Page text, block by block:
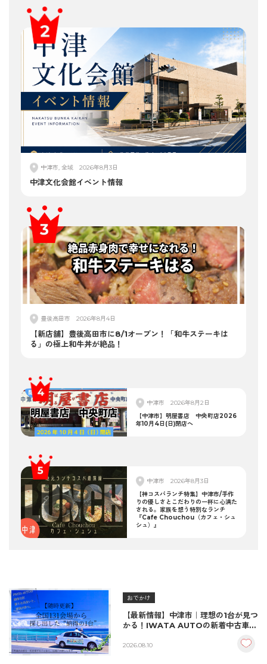
中津市, 全域 2026年8月3日
中津文化会館イベント情報
豊後高田市 2026年8月4日
【新店舗】豊後高田市に8/1オープン！「和牛ステーキは
る」の極上和牛丼が絶品！
中津市
2026年8月2日
【中津市】明屋書店 中央町店2026
年10月4日(日)閉店へ
中津市
2026年8月3日
【神コスパランチ特集】中津市/手作
りの優しさとこだわりの一杯に心満た
される。家族を想う特別なランチ
『Cafe Chouchou（カフェ・シュ
シュ）』
おでかけ
【最新情報】中津市｜理想の1台が見つ
かる！IWATA AUTOの新着中古車＆
2026.08.10